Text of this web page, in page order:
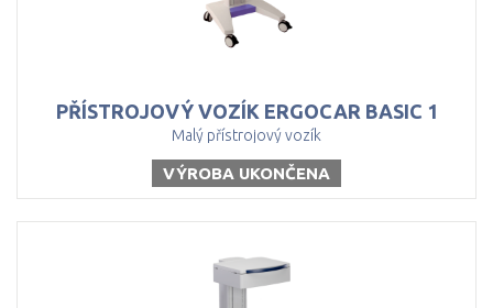
PŘÍSTROJOVÝ VOZÍK ERGOCAR BASIC 1
Malý přístrojový vozík
VÝROBA UKONČENA